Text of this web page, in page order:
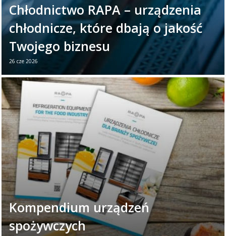
Chłodnictwo RAPA – urządzenia
chłodnicze, które dbają o jakość
Twojego biznesu
26 cze 2026
26 czerwca obchodzimy Światowy Dzień
Chłodnictwa. To dobry moment, aby
przypomnieć, jak ważną rolę odgrywają
urządzenia chłodnicze w ...
Czytaj więcej →
Kompendium urządzeń
spożywczych